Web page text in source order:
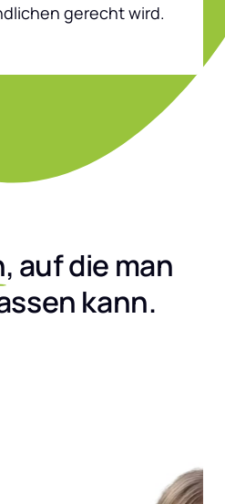
gerecht wird.
, auf die man
kann.